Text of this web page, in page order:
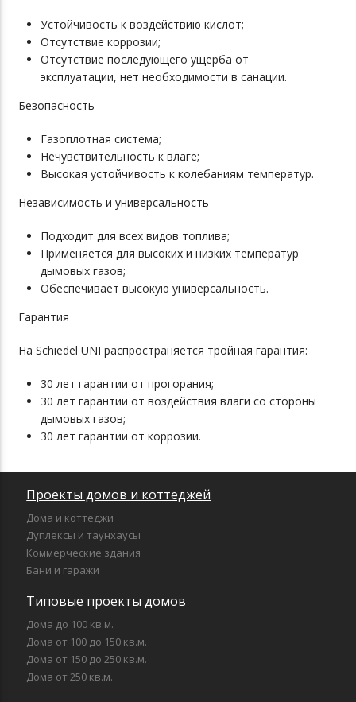
Устойчивость к воздействию кислот;
Отсутствие коррозии;
Отсутствие последующего ущерба от
эксплуатации, нет необходимости в санации.
Безопасность
Газоплотная система;
Нечувствительность к влаге;
Высокая устойчивость к колебаниям температур.
Независимость и универсальность
Подходит для всех видов топлива;
Применяется для высоких и низких температур
дымовых газов;
Обеспечивает высокую универсальность.
Гарантия
На Schiedel UNI распространяется тройная гарантия:
30 лет гарантии от прогорания;
30 лет гарантии от воздействия влаги со стороны
дымовых газов;
30 лет гарантии от коррозии.
Проекты домов и коттеджей
Дома и коттеджи
Дуплексы и таунхаусы
Коммерческие здания
Бани и гаражи
Типовые проекты домов
Дома до 100 кв.м.
Дома от 100 до 150 кв.м.
Дома от 150 до 250 кв.м.
Дома от 250 кв.м.